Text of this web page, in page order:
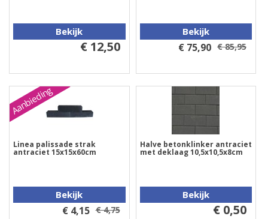
Bekijk
€ 12,50
Bekijk
€ 75,90 € 85,95
Aanbieding
Linea palissade strak
antraciet 15x15x60cm
Bekijk
€ 4,15 € 4,75
Halve betonklinker antraciet
met deklaag 10,5x10,5x8cm
Bekijk
€ 0,50